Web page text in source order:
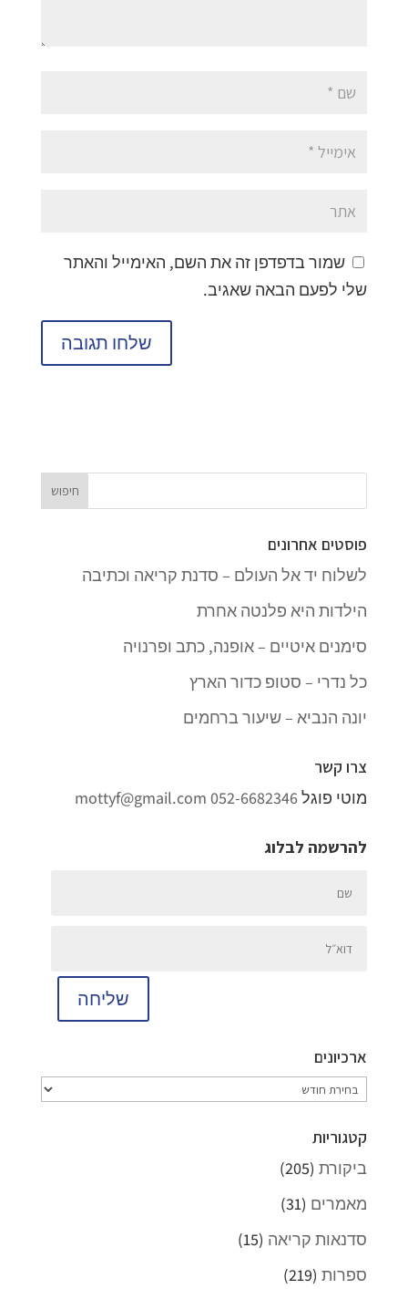
שמור בדפדפן זה את השם, האימייל והאתר
שלי לפעם הבאה שאגיב.
פוסטים אחרונים
לשלוח יד אל העולם – סדנת קריאה וכתיבה
הילדות היא פלנטה אחרת
סימנים איטיים – אופנה, כתב ופרנויה
כל נדרי – סטופ כדור הארץ
יונה הנביא – שיעור ברחמים
צרו קשר
מוטי פוגל052-6682346
mottyf@gmail.com
להרשמה לבלוג
שליחה
ארכיונים
ארכיונים
קטגוריות
ביקורת(205)
מאמרים (31)
סדנאות קריאה (15)
ספרות(219)